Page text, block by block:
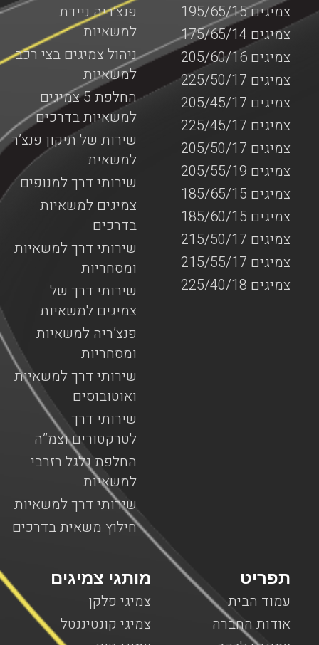
פנצ’ריה ניידת
למשאיות
ניהול צמיגים בצי רכב
למשאיות
החלפת 5 צמיגים
למשאיות בדרכים
שירות של תיקון פנצ’ר
למשאית
שירותי דרך למנופים
צמיגים למשאיות
בדרכים
שירותי דרך למשאיות
ומסחריות
שירותי דרך של
צמיגים למשאיות
פנצ’ריה למשאיות
ומסחריות
שירותי דרך למשאיות
ואוטובוסים
שירותי דרך
לטרקטורים וצמ”ה
החלפת גלגל רזרבי
למשאיות
שירותי דרך למשאיות
חילוץ משאית בדרכים
צמיגים 195/65/15
צמיגים 175/65/14
צמיגים 205/60/16
צמיגים 225/50/17
צמיגים 205/45/17
צמיגים 225/45/17
צמיגים 205/50/17
צמיגים 205/55/19
צמיגים 185/65/15
צמיגים 185/60/15
צמיגים 215/50/17
צמיגים 215/55/17
צמיגים 225/40/18
מותגי צמיגים
צמיגי פלקן
צמיגי קונטיננטל
תפריט
עמוד הבית
אודות החברה